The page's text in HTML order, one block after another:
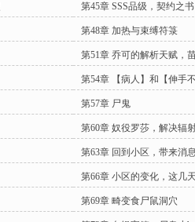
第45章 SSS品级，契约之书
第48章 加热与束缚符箓
第51章 乔可的解析天赋，
第54章 【病人】和【伸手
第57章 尸鬼
第60章 奴役罗莎，解决辐
第63章 回到小区，带来消息
第66章 小区的变化，这几
第69章 畸变食尸鼠洞穴